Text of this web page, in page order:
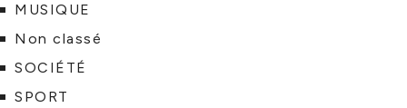
MUSIQUE
Non classé
SOCIÉTÉ
SPORT